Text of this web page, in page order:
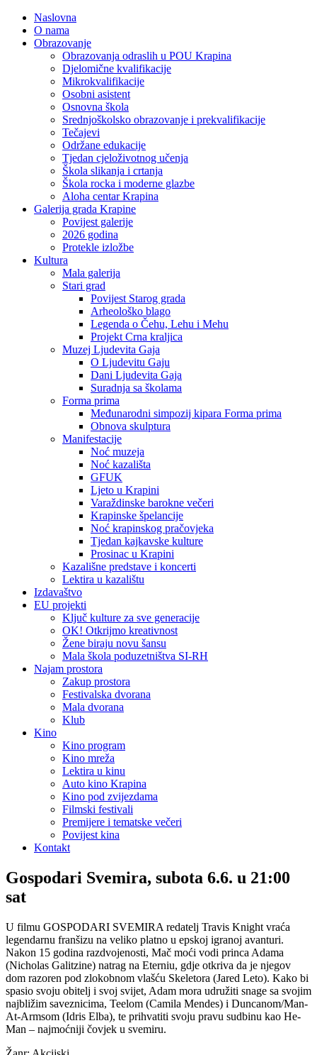
Naslovna
O nama
Obrazovanje
Obrazovanja odraslih u POU Krapina
Djelomične kvalifikacije
Mikrokvalifikacije
Osobni asistent
Osnovna škola
Srednjoškolsko obrazovanje i prekvalifikacije
Tečajevi
Održane edukacije
Tjedan cjeloživotnog učenja
Škola slikanja i crtanja
Škola rocka i moderne glazbe
Aloha centar Krapina
Galerija grada Krapine
Povijest galerije
2026 godina
Protekle izložbe
Kultura
Mala galerija
Stari grad
Povijest Starog grada
Arheološko blago
Legenda o Čehu, Lehu i Mehu
Projekt Crna kraljica
Muzej Ljudevita Gaja
O Ljudevitu Gaju
Dani Ljudevita Gaja
Suradnja sa školama
Forma prima
Međunarodni simpozij kipara Forma prima
Obnova skulptura
Manifestacije
Noć muzeja
Noć kazališta
GFUK
Ljeto u Krapini
Varaždinske barokne večeri
Krapinske špelancije
Noć krapinskog pračovjeka
Tjedan kajkavske kulture
Prosinac u Krapini
Kazališne predstave i koncerti
Lektira u kazalištu
Izdavaštvo
EU projekti
Ključ kulture za sve generacije
OK! Otkrijmo kreativnost
Žene biraju novu šansu
Mala škola poduzetništva SI-RH
Najam prostora
Zakup prostora
Festivalska dvorana
Mala dvorana
Klub
Kino
Kino program
Kino mreža
Lektira u kinu
Auto kino Krapina
Kino pod zvijezdama
Filmski festivali
Premijere i tematske večeri
Povijest kina
Kontakt
Gospodari Svemira, subota 6.6. u 21:00
sat
U filmu GOSPODARI SVEMIRA redatelj Travis Knight vraća
legendarnu franšizu na veliko platno u epskoj igranoj avanturi.
Nakon 15 godina razdvojenosti, Mač moći vodi princa Adama
(Nicholas Galitzine) natrag na Eterniu, gdje otkriva da je njegov
dom razoren pod zlokobnom vlašću Skeletora (Jared Leto). Kako bi
spasio svoju obitelj i svoj svijet, Adam mora udružiti snage sa svojim
najbližim saveznicima, Teelom (Camila Mendes) i Duncanom/Man-
At-Armsom (Idris Elba), te prihvatiti svoju pravu sudbinu kao He-
Man – najmoćniji čovjek u svemiru.